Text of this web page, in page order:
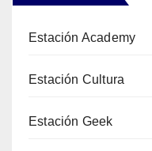
Estación Academy
Estación Cultura
Estación Geek